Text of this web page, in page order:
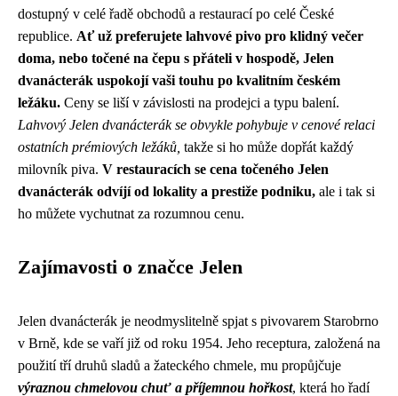
dostupný v celé řadě obchodů a restaurací po celé České
republice. Ať už preferujete lahvové pivo pro klidný večer
doma, nebo točené na čepu s přáteli v hospodě, Jelen
dvanácterák uspokojí vaši touhu po kvalitním českém
ležáku. Ceny se liší v závislosti na prodejci a typu balení.
Lahvový Jelen dvanácterák se obvykle pohybuje v cenové relaci
ostatních prémiových ležáků, takže si ho může dopřát každý
milovník piva. V restauracích se cena točeného Jelen
dvanácterák odvíjí od lokality a prestiže podniku, ale i tak si
ho můžete vychutnat za rozumnou cenu.
Zajímavosti o značce Jelen
Jelen dvanácterák je neodmyslitelně spjat s pivovarem Starobrno
v Brně, kde se vaří již od roku 1954. Jeho receptura, založená na
použití tří druhů sladů a žateckého chmele, mu propůjčuje
výraznou chmelovou chuť a příjemnou hořkost, která ho řadí